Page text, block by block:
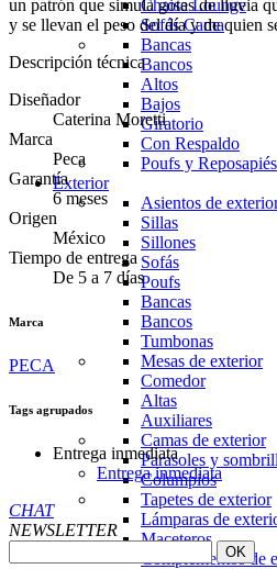
Chaise Lounge
Sofás Cama
Bancas
Bancos
Altos
Bajos
Giratorio
Con Respaldo
Poufs y Reposapiés
Exterior
Asientos de
Sillas
Sillones
Sofás
Poufs
Bancas
Bancos
Tumbonas
Mesas de exterior
Comedor
Altas
Auxiliares
Camas de exterior
Parasoles y
Columpios
Tapetes de exterior
Lámparas de
Maceteros
Complementos de
un patrón que simula gotas de lluvia
y se llevan el peso del día y de quien
Descripción técnica
Diseñador
Caterina Moretti
Marca
Peca
Garantía
6 meses
Origen
México
Tiempo de entrega
De 5 a 7 días
Marca
PECA
Tags agrupados
Entrega inmediata
Entrega inmediata
CHAT
NEWSLETTER